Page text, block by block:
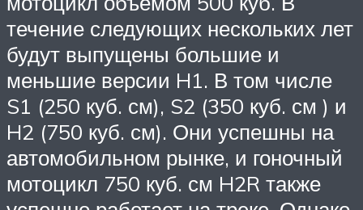
течение следующих нескольких лет
будут выпущены большие и
меньшие версии H1. В том числе
S1 (250 куб. см), S2 (350 куб. см ) и
H2 (750 куб. см). Они успешны на
автомобильном рынке, и гоночный
мотоцикл 750 куб. см H2R также